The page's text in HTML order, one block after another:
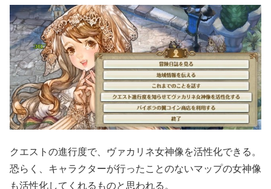
クエストの進行度で、ヴァカリネ女神像を活性化できる。
恐らく、キャラクターが行ったことのないマップの女神像
も活性化してくれるものと思われる。